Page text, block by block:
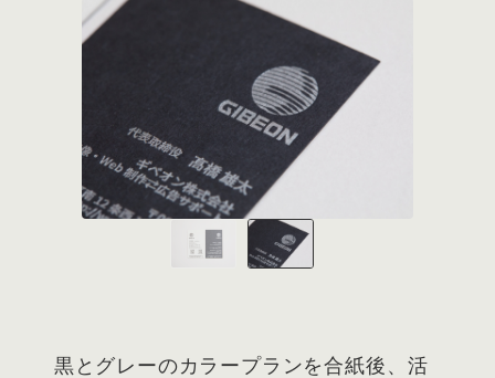
黒とグレーのカラープランを合紙後、活